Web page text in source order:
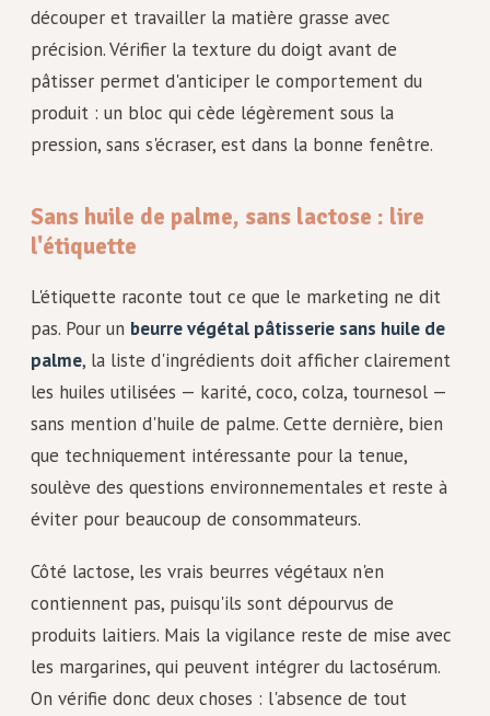
découper et travailler la matière grasse avec
précision. Vérifier la texture du doigt avant de
pâtisser permet d'anticiper le comportement du
produit : un bloc qui cède légèrement sous la
pression, sans s'écraser, est dans la bonne fenêtre.
Sans huile de palme, sans lactose : lire
l'étiquette
L'étiquette raconte tout ce que le marketing ne dit
pas. Pour un beurre végétal pâtisserie sans huile de
palme, la liste d'ingrédients doit afficher clairement
les huiles utilisées — karité, coco, colza, tournesol —
sans mention d'huile de palme. Cette dernière, bien
que techniquement intéressante pour la tenue,
soulève des questions environnementales et reste à
éviter pour beaucoup de consommateurs.
Côté lactose, les vrais beurres végétaux n'en
contiennent pas, puisqu'ils sont dépourvus de
produits laitiers. Mais la vigilance reste de mise avec
les margarines, qui peuvent intégrer du lactosérum.
On vérifie donc deux choses : l'absence de tout